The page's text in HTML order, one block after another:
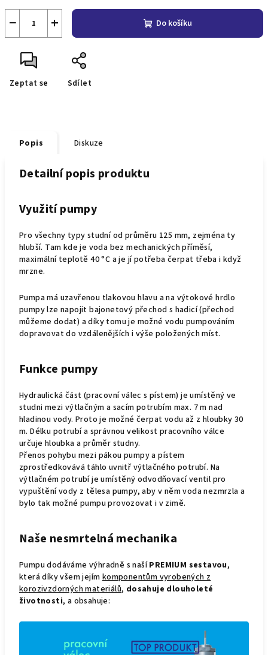
+
− Do košíku
Zeptat se Sdílet
Popis Diskuze
Detailní popis produktu
Využití pumpy
Pro všechny typy studní od průměru 125 mm, zejména ty
hlubší. Tam kde je voda bez mechanických příměsí,
maximální teplotě 40 °C a je jí potřeba čerpat třeba i když
mrzne.
Pumpa má uzavřenou tlakovou hlavu a na výtokové hrdlo
pumpy lze napojit bajonetový přechod s hadicí (přechod
můžeme dodat) a díky tomu je možné vodu pumpováním
dopravovat do vzdálenějších i výše položených míst.
Funkce pumpy
Hydraulická část (pracovní válec s pístem) je umístěný ve
studni mezi výtlačným a sacím potrubím max. 7 m nad
hladinou vody. Proto je možné čerpat vodu až z hloubky 30
m. Délku potrubí a správnou velikost pracovního válce
určuje hloubka a průměr studny.
Přenos pohybu mezi pákou pumpy a pístem
zprostředkovává táhlo uvnitř výtlačného potrubí. Na
výtlačném potrubí je umístěný odvodňovací ventil pro
vypuštění vody z tělesa pumpy, aby v něm voda nezmrzla a
bylo tak možné pumpu provozovat i v zimě.
Naše nesmrtelná mechanika
Pumpu dodáváme výhradně s našíPREMIUM sestavou,
která díky všem jejímkomponentům vyrobených z
korozivzdorných materiálů, dosahuje dlouholeté
životnosti, a obsahuje: